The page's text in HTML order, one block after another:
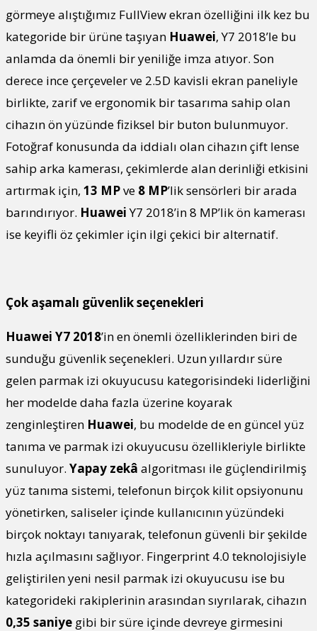
görmeye alıştığımız FullView ekran özelliğini ilk kez bu
kategoride bir ürüne taşıyan Huawei, Y7 2018’le bu
anlamda da önemli bir yeniliğe imza atıyor. Son
derece ince çerçeveler ve 2.5D kavisli ekran paneliyle
birlikte, zarif ve ergonomik bir tasarıma sahip olan
cihazın ön yüzünde fiziksel bir buton bulunmuyor.
Fotoğraf konusunda da iddialı olan cihazın çift lense
sahip arka kamerası, çekimlerde alan derinliği etkisini
artırmak için, 13 MPve 8 MP’lik sensörleri bir arada
barındırıyor. HuaweiY7 2018’in 8 MP’lik ön kamerası
ise keyifli öz çekimler için ilgi çekici bir alternatif.
Çok aşamalı güvenlik seçenekleri
Huawei Y7 2018’in en önemli özelliklerinden biri de
sunduğu güvenlik seçenekleri. Uzun yıllardır süre
gelen parmak izi okuyucusu kategorisindeki liderliğini
her modelde daha fazla üzerine koyarak
zenginleştiren Huawei, bu modelde de en güncel yüz
tanıma ve parmak izi okuyucusu özellikleriyle birlikte
sunuluyor. Yapay zekâ algoritması ile güçlendirilmiş
yüz tanıma sistemi, telefonun birçok kilit opsiyonunu
yönetirken, saliseler içinde kullanıcının yüzündeki
birçok noktayı tanıyarak, telefonun güvenli bir şekilde
hızla açılmasını sağlıyor. Fingerprint 4.0 teknolojisiyle
geliştirilen yeni nesil parmak izi okuyucusu ise bu
kategorideki rakiplerinin arasından sıyrılarak, cihazın
0,35 saniye gibi bir süre içinde devreye girmesini